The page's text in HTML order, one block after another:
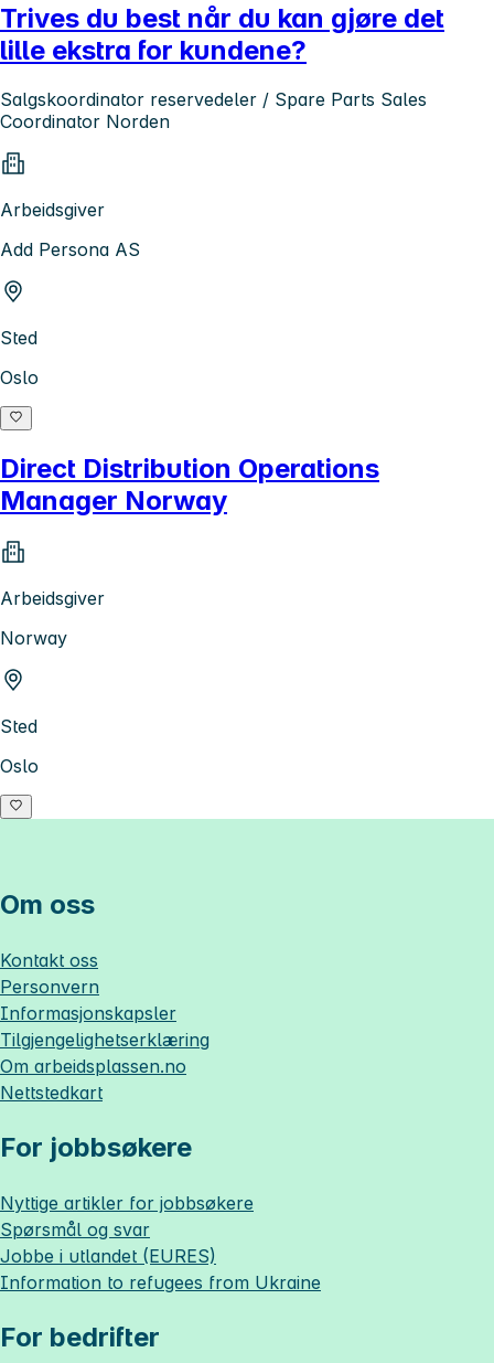
Trives du best når du kan gjøre det
lille ekstra for kundene?
Salgskoordinator reservedeler / Spare Parts Sales
Coordinator Norden
Arbeidsgiver
Add Persona AS
Sted
Oslo
Direct Distribution Operations
Manager Norway
Arbeidsgiver
Norway
Sted
Oslo
Om oss
Kontakt oss
Personvern
Informasjonskapsler
Tilgjengelighetserklæring
Om arbeidsplassen.no
Nettstedkart
For jobbsøkere
Nyttige artikler for jobbsøkere
Spørsmål og svar
Jobbe i utlandet (EURES)
Information to refugees from Ukraine
For bedrifter